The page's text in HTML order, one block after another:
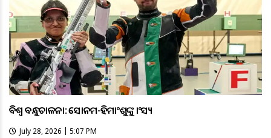
ବିଶ୍ବ ବନ୍ଧୁକଚାଳନା: ସୋନମ-ହିମାଂଶୁଙ୍କୁ କାଂସ୍ୟ
July 28, 2026 | 5:07 PM